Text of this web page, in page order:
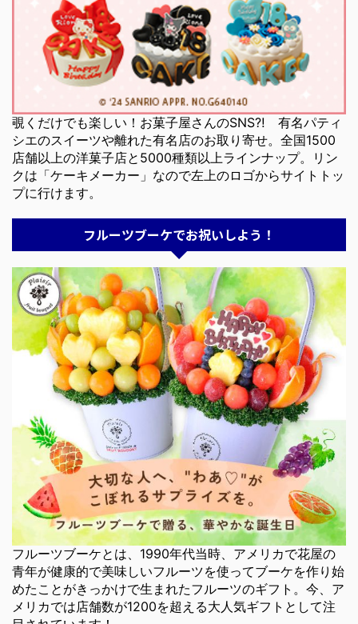
覗くだけでも楽しい！お菓子屋さんのSNS⁈ 有名パティ
シエのスイーツや離れた有名店のお取り寄せ。全国1500
店舗以上の洋菓子店と5000種類以上ラインナップ。リン
クは「ケーキメーカー」なので左上のロゴからサイトトッ
プに行けます。
フルーツブーケでお祝いしよう！
フルーツブーケとは、1990年代当時、アメリカで花屋の
青年が健康的で美味しいフルーツを使ってブーケを作り始
めたことがきっかけで生まれたフルーツのギフト。今、ア
メリカでは店舗数が1200を超える大人気ギフトとして注